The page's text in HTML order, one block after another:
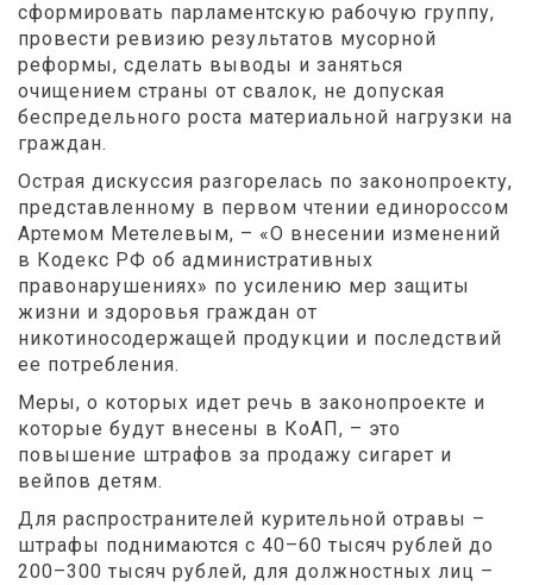
сформировать парламентскую рабочую группу,
провести ревизию результатов мусорной
реформы, сделать выводы и заняться
очищением страны от свалок, не допуская
беспредельного роста материальной нагрузки на
граждан.
Острая дискуссия разгорелась по законопроекту,
представленному в первом чтении единороссом
Артемом Метелевым, – «О внесении изменений
в Кодекс РФ об административных
правонарушениях» по усилению мер защиты
жизни и здоровья граждан от
никотиносодержащей продукции и последствий
ее потребления.
Меры, о которых идет речь в законопроекте и
которые будут внесены в КоАП, – это
повышение штрафов за продажу сигарет и
вейпов детям.
Для распространителей курительной отравы –
штрафы поднимаются с 40–60 тысяч рублей до
200–300 тысяч рублей, для должностных лиц –